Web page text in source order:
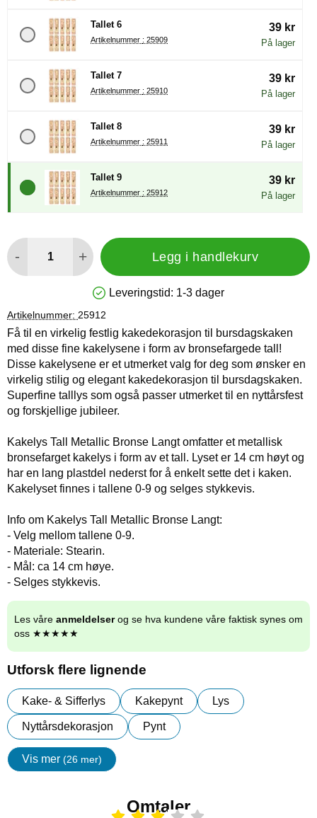
Tallet 6
Artikelnummer : 25909
39 kr
På lager
Tallet 7
Artikelnummer : 25910
39 kr
På lager
Tallet 8
Artikelnummer : 25911
39 kr
På lager
Tallet 9
Artikelnummer : 25912
39 kr
På lager
- + Legg i handlekurv
Produkttilgjengelighet: På lager
Leveringstid: 1-3 dager
Artikelnummer: 25912
Få til en virkelig festlig kakedekorasjon til bursdagskaken
med disse fine kakelysene i form av bronsefargede tall!
Disse kakelysene er et utmerket valg for deg som ønsker en
virkelig stilig og elegant kakedekorasjon til bursdagskaken.
Superfine talllys som også passer utmerket til en nyttårsfest
og forskjellige jubileer.
Kakelys Tall Metallic Bronse Langt omfatter et metallisk
bronsefarget kakelys i form av et tall. Lyset er 14 cm høyt og
har en lang plastdel nederst for å enkelt sette det i kaken.
Kakelyset finnes i tallene 0-9 og selges stykkevis.
Info om Kakelys Tall Metallic Bronse Langt:
- Velg mellom tallene 0-9.
- Materiale: Stearin.
- Mål: ca 14 cm høye.
- Selges stykkevis.
Les våre anmeldelserog se hva kundene våre faktisk synes om
oss ★★★★★
Utforsk flere lignende
Kake- & Sifferlys Kakepynt Lys
Nyttårsdekorasjon Pynt
Vis mer (26 mer)
egenskaper
Omtaler